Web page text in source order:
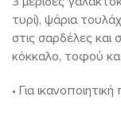
τυρί), ψάρια
στις σαρδέλες
κόκκαλο, τοφού
• Για